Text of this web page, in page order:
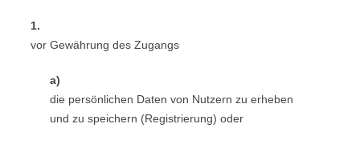
1.
vor Gewährung des Zugangs
a)
die persönlichen Daten von Nutzern zu erheben
und zu speichern (Registrierung) oder